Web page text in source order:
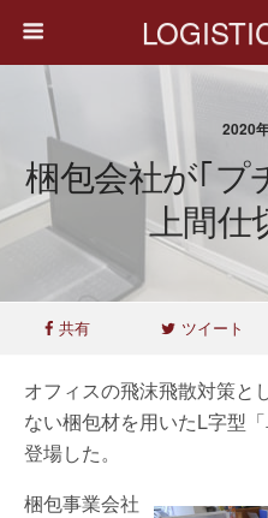
2020
梱包会社が｢プ
上間仕
共有 ツイート
オフィスの飛沫飛散対策と
ない梱包材を用いたL字型
登場した。
梱包事業会社